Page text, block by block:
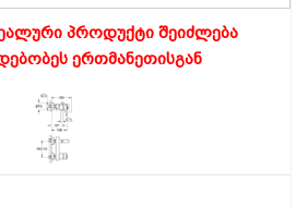
პროდუქტი შეიძლება
ერთმანეთისგან